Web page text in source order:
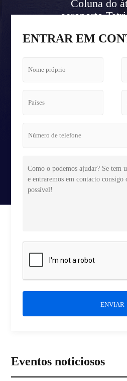
Coluna do
aeroporto
ENTRAR EM
ENVIAR
Eventos noticiosos